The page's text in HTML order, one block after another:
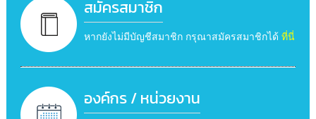
สมัครสมาชิก
หากยังไม่มีบัญชีสมาชิก กรุณาสมัครสมาชิกได้ ที่นี่
องค์กร / หน่วยงาน